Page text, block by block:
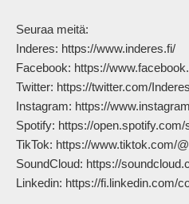
Seuraa meitä:
Inderes: https://www.inderes.fi/
Facebook: https://
Twitter: https://twitter.com/Inderes
Instagram: https://
Spotify: https://
TikTok: https://www.tiktok.com/
SoundCloud: https://
Linkedin: https://fi.linkedin.com/